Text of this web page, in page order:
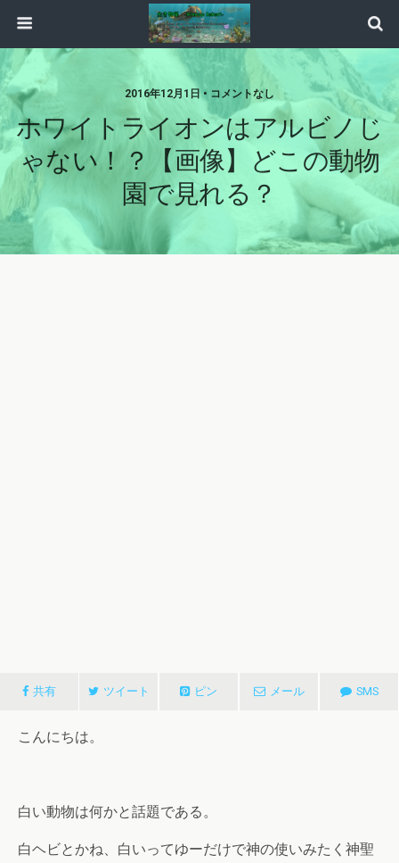
2016年12月1日 • コメントなし
ホワイトライオンはアルビノじ
ゃない！？【画像】どこの動物
園で見れる？
共有 ツイート ピン メール SMS
こんにちは。
白い動物は何かと話題である。
白ヘビとかね、白いってゆーだけで神の使いみたく神聖